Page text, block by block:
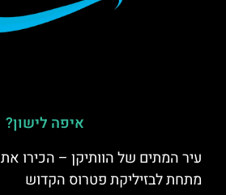
איפה לישון?
עיר המתים של הוותיקן – הכירו
מתחת לבזיליקת פטרוס הקדוש